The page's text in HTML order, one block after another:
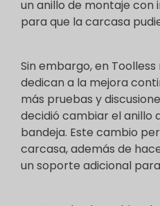
un anillo de montaje con
para que la carcasa
Sin embargo, en
dedican a la mejora
más pruebas y
decidió cambiar el anillo
bandeja. Este cambio
carcasa, además de
un soporte adicional